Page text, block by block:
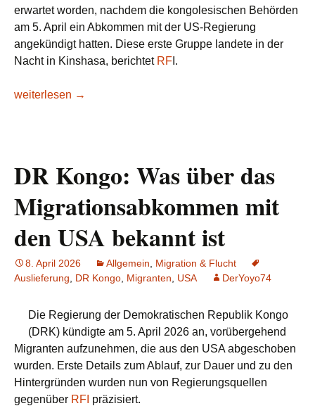
erwartet worden, nachdem die kongolesischen Behörden
am 5. April ein Abkommen mit der US-Regierung
angekündigt hatten. Diese erste Gruppe landete in der
Nacht in Kinshasa, berichtet RF I.
DR Kongo: Erste Gruppe von aus den USA
weiterlesen →
DR Kongo: Was über das
Migrationsabkommen mit
den USA bekannt ist
8. April 2026 Allgemein
Migration & Flucht
Auslieferung
DR Kongo Migranten USA DerYoyo74
Die Regierung der Demokratischen Republik Kongo
(DRK) kündigte am 5. April 2026 an, vorübergehend
Migranten aufzunehmen, die aus den USA abgeschoben
wurden. Erste Details zum Ablauf, zur Dauer und zu den
Hintergründen wurden nun von Regierungsquellen
gegenüber RFI präzisiert.